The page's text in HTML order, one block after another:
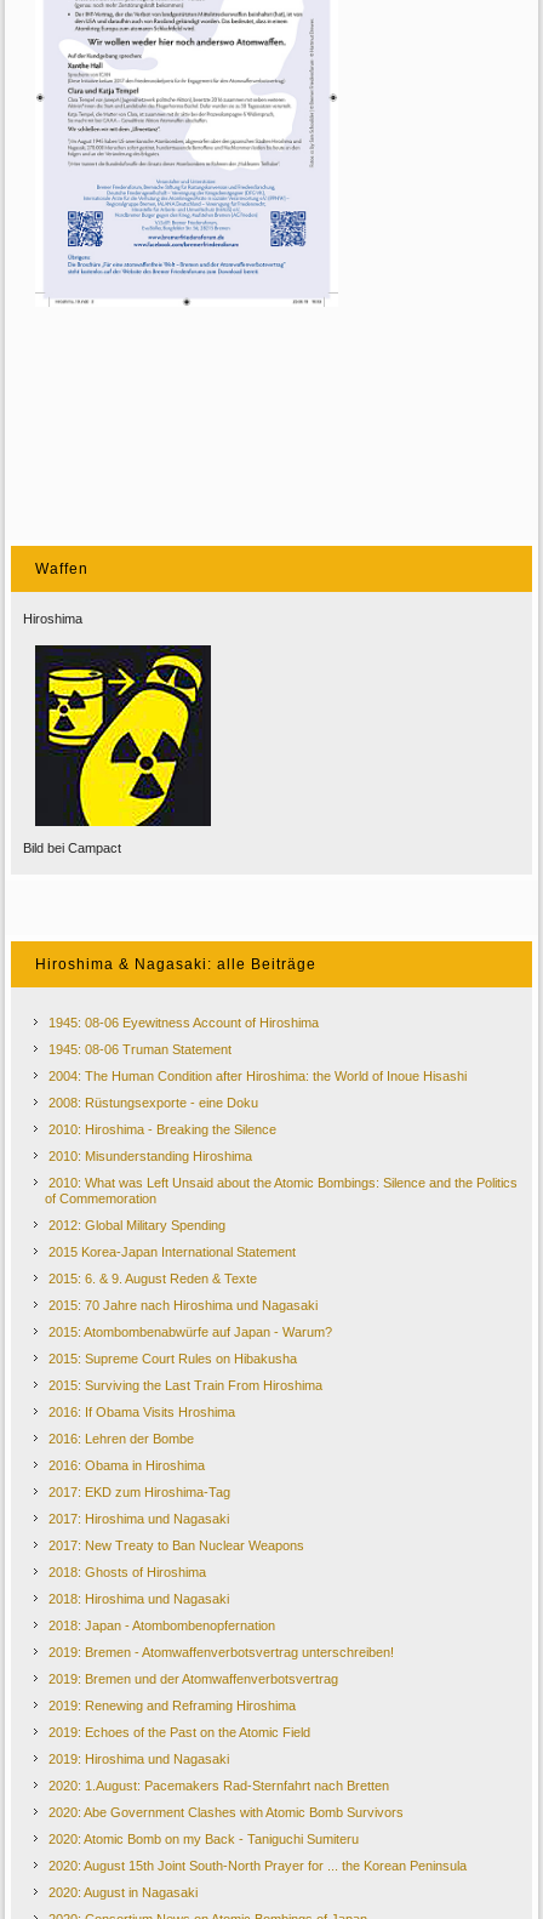
Waffen
Hiroshima
Bild bei Campact
Hiroshima & Nagasaki: alle Beiträge
1945: 08-06 Eyewitness Account of Hiroshima
1945: 08-06 Truman Statement
2004: The Human Condition after Hiroshima: the World of Inoue Hisashi
2008: Rüstungsexporte - eine Doku
2010: Hiroshima - Breaking the Silence
2010: Misunderstanding Hiroshima
2010: What was Left Unsaid about the Atomic Bombings: Silence and the Politics
of Commemoration
2012: Global Military Spending
2015 Korea-Japan International Statement
2015: 6. & 9. August Reden & Texte
2015: 70 Jahre nach Hiroshima und Nagasaki
2015: Atombombenabwürfe auf Japan - Warum?
2015: Supreme Court Rules on Hibakusha
2015: Surviving the Last Train From Hiroshima
2016: If Obama Visits Hroshima
2016: Lehren der Bombe
2016: Obama in Hiroshima
2017: EKD zum Hiroshima-Tag
2017: Hiroshima und Nagasaki
2017: New Treaty to Ban Nuclear Weapons
2018: Ghosts of Hiroshima
2018: Hiroshima und Nagasaki
2018: Japan - Atombombenopfernation
2019: Bremen - Atomwaffenverbotsvertrag unterschreiben!
2019: Bremen und der Atomwaffenverbotsvertrag
2019: Renewing and Reframing Hiroshima
2019: Echoes of the Past on the Atomic Field
2019: Hiroshima und Nagasaki
2020: 1.August: Pacemakers Rad-Sternfahrt nach Bretten
2020: Abe Government Clashes with Atomic Bomb Survivors
2020: Atomic Bomb on my Back - Taniguchi Sumiteru
2020: August 15th Joint South-North Prayer for ... the Korean Peninsula
2020: August in Nagasaki